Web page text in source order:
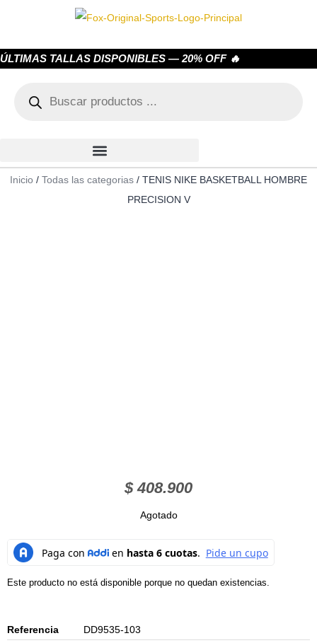
ÚLTIMAS TALLAS DISPONIBLES — 20% OFF 🔥
Inicio / Todas las categorias / TENIS NIKE BASKETBALL HOMBRE
PRECISION V
$408.900
Agotado
Este producto no está disponible porque no quedan existencias.
Referencia
DD9535-103